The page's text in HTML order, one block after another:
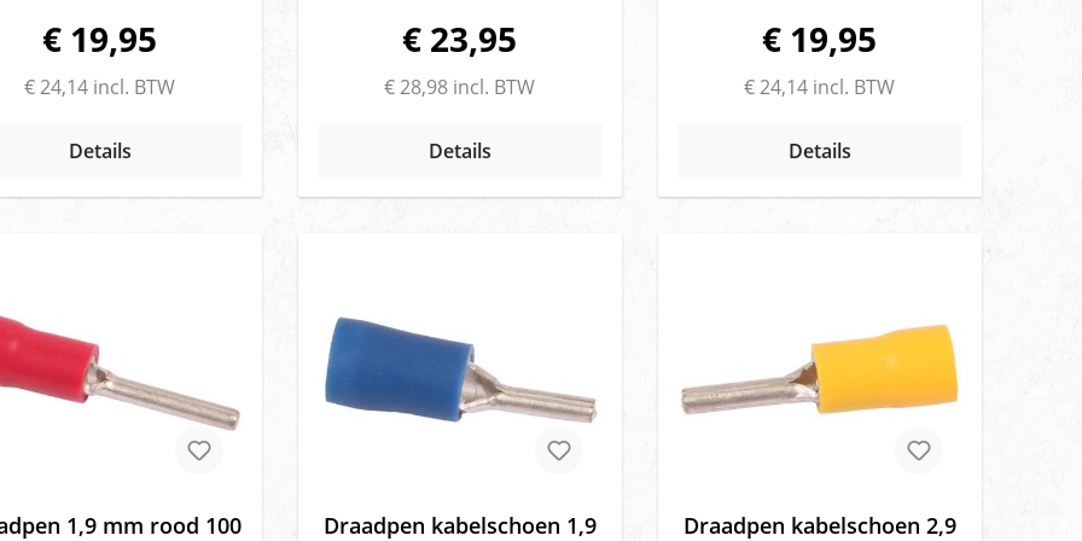
€ 19,95
€ 24,14 incl. BTW
Details
€ 23,95
€ 28,98 incl. BTW
Details
€ 19,95
€ 24,14 incl. BTW
Details
1,9 mm rood 100
Draadpen kabelschoen 1,9
Draadpen kabelschoen 2,9